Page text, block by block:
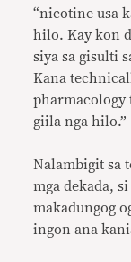
“nicotine usa
hilo. Kay kon
siya sa gisulti
Kana
pharmacology
giila nga hilo.”
Nalambigit sa
mga dekada,
makadungog
ingon ana